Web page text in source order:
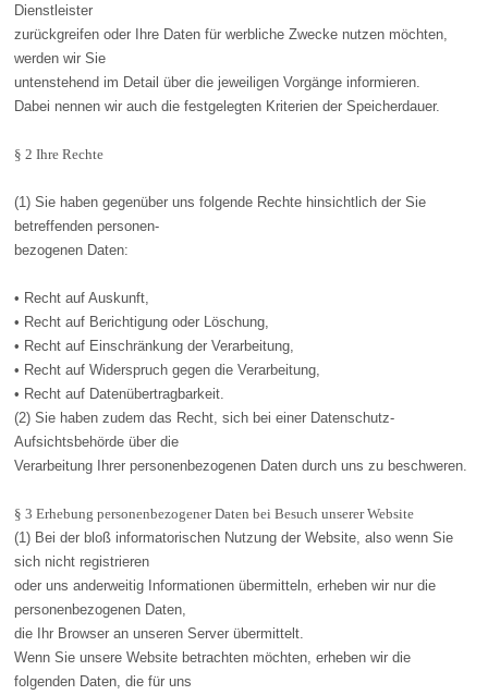
Dienstleister
zurückgreifen oder Ihre Daten für werbliche Zwecke nutzen möchten,
werden wir Sie
untenstehend im Detail über die jeweiligen Vorgänge informieren.
Dabei nennen wir auch die festgelegten Kriterien der Speicherdauer.
§ 2 Ihre Rechte
(1) Sie haben gegenüber uns folgende Rechte hinsichtlich der Sie
betreffenden personen-
bezogenen Daten:
• Recht auf Auskunft,
• Recht auf Berichtigung oder Löschung,
• Recht auf Einschränkung der Verarbeitung,
• Recht auf Widerspruch gegen die Verarbeitung,
• Recht auf Datenübertragbarkeit.
(2) Sie haben zudem das Recht, sich bei einer Datenschutz-
Aufsichtsbehörde über die
Verarbeitung Ihrer personenbezogenen Daten durch uns zu beschweren.
§ 3 Erhebung personenbezogener Daten bei Besuch unserer Website
(1) Bei der bloß informatorischen Nutzung der Website, also wenn Sie
sich nicht registrieren
oder uns anderweitig Informationen übermitteln, erheben wir nur die
personenbezogenen Daten,
die Ihr Browser an unseren Server übermittelt.
Wenn Sie unsere Website betrachten möchten, erheben wir die
folgenden Daten, die für uns